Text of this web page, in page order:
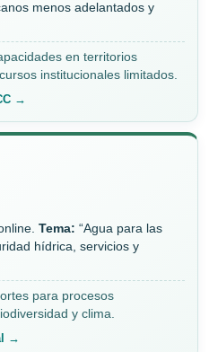
menos adelantados y
en territorios
institucionales limitados.
→
Tema: “Agua para las
hídrica, servicios y
para procesos
y clima.
→